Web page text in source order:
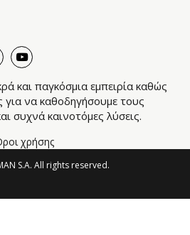
και παγκόσμια εμπειρία καθώς
για να καθοδηγήσουμε τους
συχνά καινοτόμες λύσεις.
χρήσης
S.A. All rights reserved.